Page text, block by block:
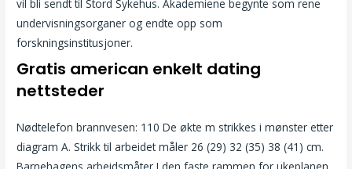
vil bli sendt til Stord Sykehus. Akademiene begynte som rene
undervisningsorganer og endte opp som
forskningsinstitusjoner.
Gratis american enkelt dating
nettsteder
Nødtelefon brannvesen: 110 De økte m strikkes i mønster etter
diagram A. Strikk til arbeidet måler 26 (29) 32 (35) 38 (41) cm.
Barnehagens arbeidsmåter I den faste rammen for ukeplanen